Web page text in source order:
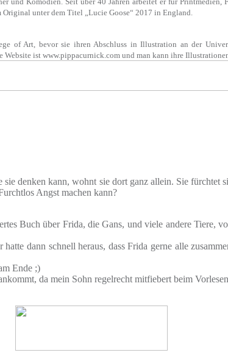
unter dem Titel „Lucie Goose“ 2017 in England.
of Art, bevor sie ihren Abschluss in Illustration an der
ist www.pippacurnick.com und man kann ihre
sie denken kann, wohnt sie dort ganz allein. Sie
Angst machen kann?
Buch über Frida, die Gans, und viele andere Tiere,
dann schnell heraus, dass Frida gerne alle
Ende ;)
da mein Sohn regelrecht mitfiebert beim